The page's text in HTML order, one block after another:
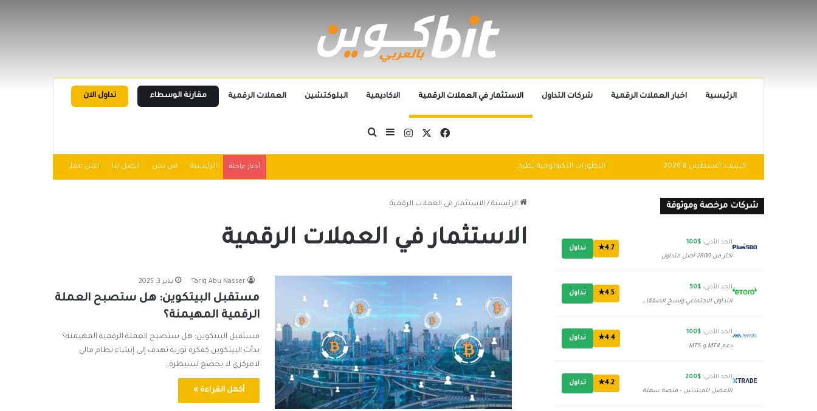
الرئيسية تداول الان اخبار العملات الرقمية شركات التداول الاستثمار في العملات الرقمية الاكاديمية البلوكتشين العملات الرقمية مقارنة الوسطاء
فيسبوكانستقرامإضافة عمود جانبي
بحث عن
السبت, أغسطس 8 2026 أخبار عاجلة الرئيسية من نحن اتصل بنا اعلن معنا
الرئيسية / الاستثمار في العملات الرقمية
الاستثمار في العملات الرقمية
Tariq Abu Nasser يناير 3, 2025
مستقبل البيتكوين: هل ستصبح العملة
الرقمية المهيمنة؟
مستقبل البيتكوين: هل ستصبح العملة الرقمية المهيمنة؟
بدأت البيتكوين كفكرة ثورية تهدف إلى إنشاء نظام مالي
لامركزي لا يخضع لسيطرة…
أكمل القراءة »
شركات مرخصة وموثوقة
الحد الأدنى: $100
أكثر من 2800 أصل متداول
4.7★ تداول
الحد الأدنى: $50
التداول الاجتماعي ونسخ الصفقات
4.5★ تداول
الحد الأدنى: $100
دعم MT4 و MT5
4.4★ تداول
الحد الأدنى: $200
الأفضل للمبتدئين - منصة سهلة
4.2★ تداول